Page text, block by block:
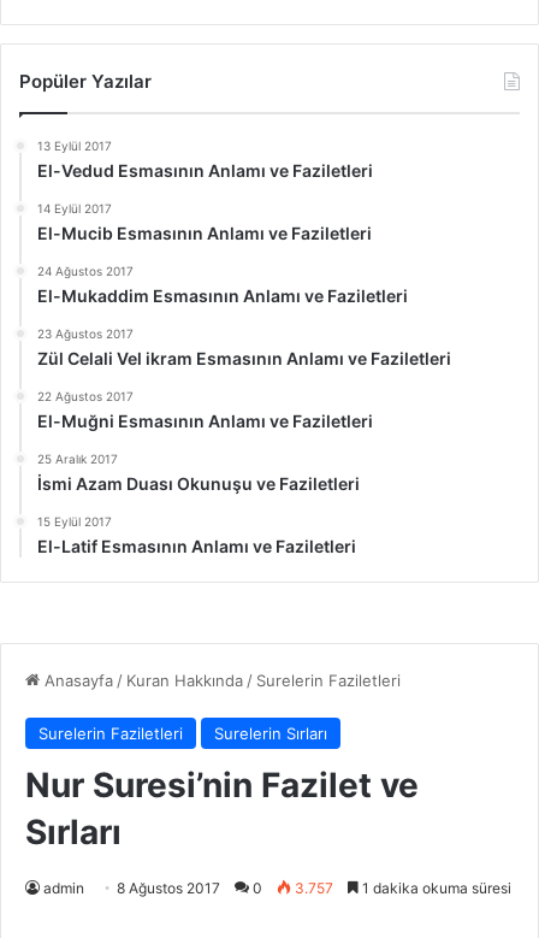
Popüler Yazılar
13 Eylül 2017
El-Vedud Esmasının Anlamı ve Faziletleri
14 Eylül 2017
El-Mucib Esmasının Anlamı ve Faziletleri
24 Ağustos 2017
El-Mukaddim Esmasının Anlamı ve Faziletleri
23 Ağustos 2017
Zül Celali Vel ikram Esmasının Anlamı ve Faziletleri
22 Ağustos 2017
El-Muğni Esmasının Anlamı ve Faziletleri
25 Aralık 2017
İsmi Azam Duası Okunuşu ve Faziletleri
15 Eylül 2017
El-Latif Esmasının Anlamı ve Faziletleri